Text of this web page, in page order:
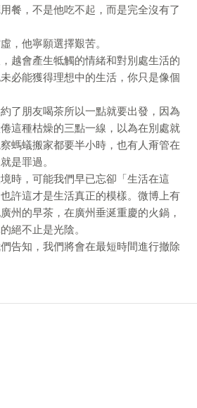
餐，不是他吃不起，而是完全沒有了
，他寧願選擇艱苦。
越會產生牴觸的情緒和對別處生活的
必能獲得理想中的生活，你只是像個
了朋友喝茶所以一點就要出發，因為
這種枯燥的三點一線，以為在別處就
螞蟻搬家都要半小時，也有人甭管在
是罪過。
時，可能我們早已忘卻「生活在這
許這才是生活真正的模樣。微博上有
州的早茶，在廣州垂涎重慶的火鍋，
絕不止是光陰。
告知，我們將會在最短時間進行撤除